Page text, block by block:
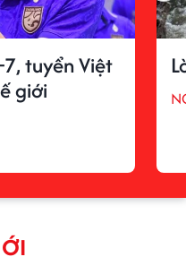
tuyển Việt
giới